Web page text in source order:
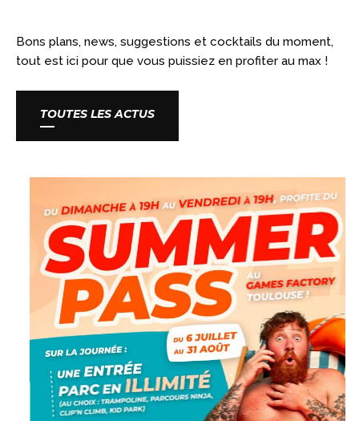
Bons plans, news, suggestions et cocktails du moment,
tout est ici pour que vous puissiez en profiter au max !
TOUTES LES ACTUS